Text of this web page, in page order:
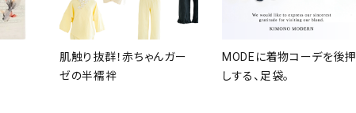
肌触り抜群！赤ちゃんガー
ゼの半襦袢
MODEに着物コーデを後押
しする、足袋。